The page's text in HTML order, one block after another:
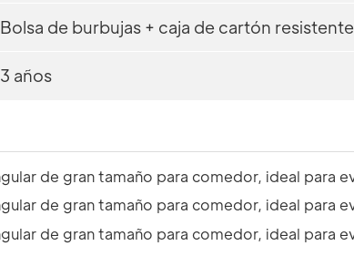
Bolsa de burbujas + caja de cartón resistente
3 años